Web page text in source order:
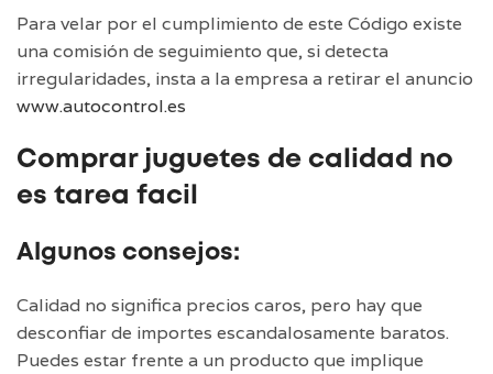
Para velar por el cumplimiento de este Código existe
una comisión de seguimiento que, si detecta
irregularidades, insta a la empresa a retirar el anuncio
www.autocontrol.es
Comprar juguetes de calidad no
es tarea facil
Algunos consejos:
Calidad no significa precios caros, pero hay que
desconfiar de importes escandalosamente baratos.
Puedes estar frente a un producto que implique